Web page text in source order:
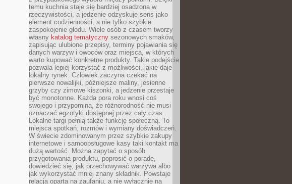
temu kuchnia staje się bardziej osadzona w
rzeczywistości, a jedzenie odzyskuje sens jako
element codzienności, a nie tylko szybkie
zaspokojenie głodu. Wiele osób z czasem tworzy
własny katalog tematyczny sezonowych smaków,
zapisując ulubione przepisy, terminy pojawiania się
danych warzyw i owoców oraz miejsca, w których
warto kupować konkretne produkty. Takie podejście
pozwala lepiej korzystać z możliwości, jakie daje
lokalny rynek. Człowiek zaczyna czekać na
pierwsze nowalijki, późniejsze maliny, jesienne
grzyby czy zimowe kiszonki, a jedzenie przestaje
być monotonne. Każda pora roku wnosi coś
swojego i przypomina, że różnorodność nie musi
oznaczać egzotyki dostępnej przez cały czas.
Lokalne targi pełnią także funkcję społeczną. To
miejsca spotkań, rozmów i wymiany doświadczeń.
W świecie zdominowanym przez szybkie zakupy
internetowe i samoobsługowe kasy taki kontakt ma
dużą wartość. Można zapytać o sposób
przygotowania produktu, poprosić o poradę,
dowiedzieć się, jak przechowywać warzywa albo
jak wykorzystać mniej znany składnik. Powstaje
relacja oparta na zaufaniu, a nie wyłącznie na